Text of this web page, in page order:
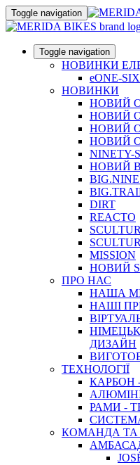
Toggle navigation
Toggle navigation
НОВИНКИ
eONE-
НОВИНКИ
НОВИЙ
НОВИЙ
НОВИЙ
НОВИЙ
NINETY-
НОВИЙ
DIRT
REACTO
MISSION
НОВИЙ
ПРО НАС
НАША
НАШI
ДИЗАЙН
ТЕХНОЛОГІЇ
КАРБОН
РАМИ -
СИСТЕМА
КОМАНДА ТА